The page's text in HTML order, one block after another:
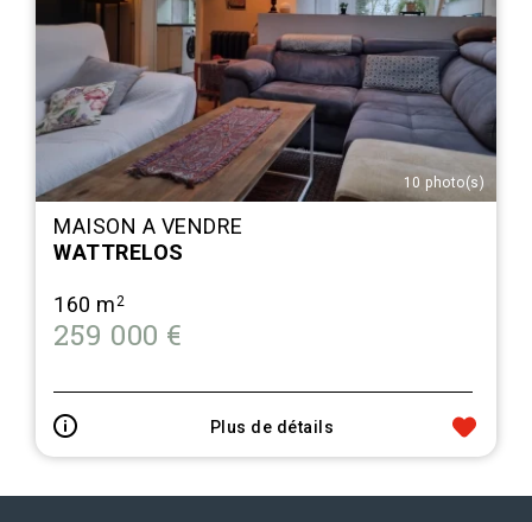
10 photo(s)
MAISON A VENDRE
WATTRELOS
160 m2
259 000 €
Plus de détails